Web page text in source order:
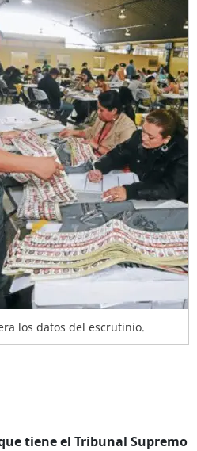
los datos del escrutinio.
tiene el Tribunal Supremo